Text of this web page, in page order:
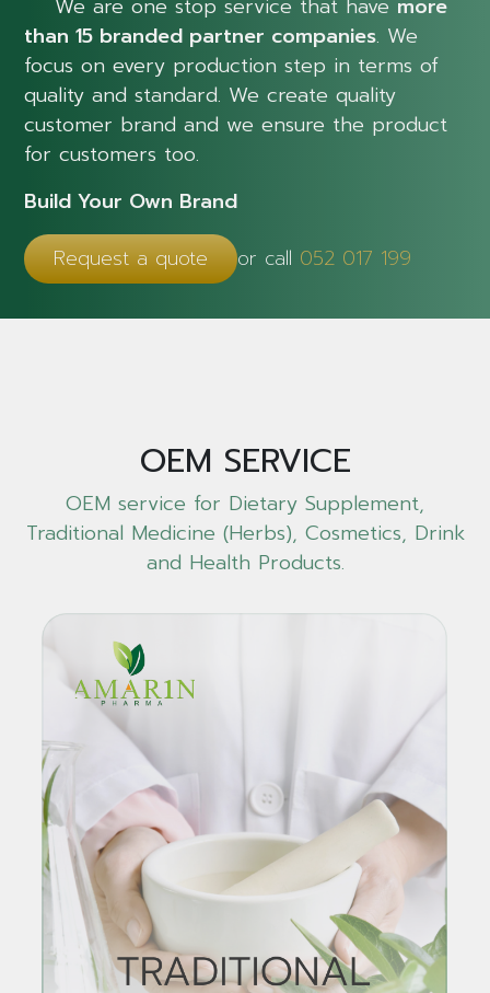
We are one stop service that have more
than 15 branded partner companies. We
focus on every production step in terms of
quality and standard. We create quality
customer brand and we ensure the product
for customers too.
Build Your Own Brand
Request a quote
or call 052 017 199
OEM SERVICE
OEM service for Dietary Supplement,
Traditional Medicine (Herbs), Cosmetics, Drink
and Health Products.